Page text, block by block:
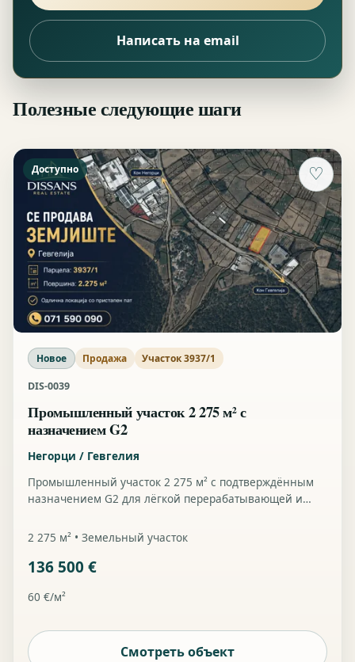
Написать на email
Полезные следующие шаги
♡
Доступно
Новое Продажа Участок 3937/1
DIS-0039
Промышленный участок 2 275 м² с
назначением G2
Негорци / Гевгелия
Промышленный участок 2 275 м² с подтверждённым
назначением G2 для лёгкой перерабатывающей и
инфраструктурой для воды и электричества на
2 275 м² • Земельный участок
136 500 €
60 €/м²
Смотреть объект